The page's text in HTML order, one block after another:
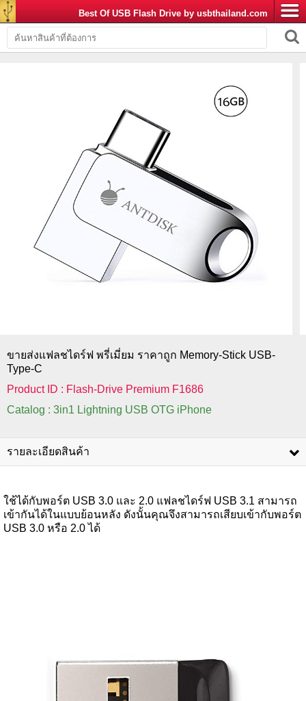
Best Of USB Flash Drive by usbthailand.com
ขายส่งแฟลชไดร์ฟ พรี่เมี่ยม ราคาถูก Memory-Stick USB-
Type-C
Product ID : Flash-Drive Premium F1686
Catalog : 3in1 Lightning USB OTG iPhone
รายละเอียดสินค้า
ใช้ได้กับพอร์ต USB 3.0 และ 2.0 แฟลชไดร์ฟ USB 3.1 สามารถ
เข้ากันได้ในแบบย้อนหลัง ดังนั้นคุณจึงสามารถเสียบเข้ากับพอร์ต
USB 3.0 หรือ 2.0 ได้